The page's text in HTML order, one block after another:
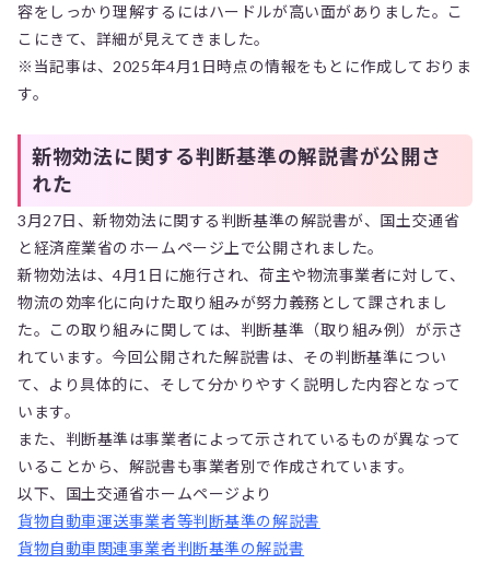
容をしっかり理解するにはハードルが高い面がありました。こ
こにきて、詳細が見えてきました。
※当記事は、2025年4月1日時点の情報をもとに作成しておりま
す。
新物効法に関する判断基準の解説書が公開さ
れた
3月27日、新物効法に関する判断基準の解説書が、国土交通省
と経済産業省のホームページ上で公開されました。
新物効法は、4月1日に施行され、荷主や物流事業者に対して、
物流の効率化に向けた取り組みが努力義務として課されまし
た。この取り組みに関しては、判断基準（取り組み例）が示さ
れています。今回公開された解説書は、その判断基準につい
て、より具体的に、そして分かりやすく説明した内容となって
います。
また、判断基準は事業者によって示されているものが異なって
いることから、解説書も事業者別で作成されています。
以下、国土交通省ホームページより
貨物自動車運送事業者等判断基準の解説書
貨物自動車関連事業者判断基準の解説書